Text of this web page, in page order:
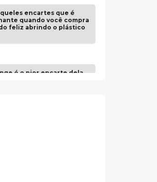
encartes que é
quando você compra
feliz abrindo o plástico
é o pior encarte dela.